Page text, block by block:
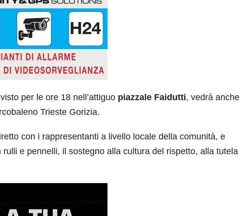
per le ore 18 nell’attiguo piazzale Faidutti, vedrà anche
Trieste Gorizia.
con i rappresentanti a livello locale della comunità, e
e pennelli, il sostegno alla cultura del rispetto, alla tutela